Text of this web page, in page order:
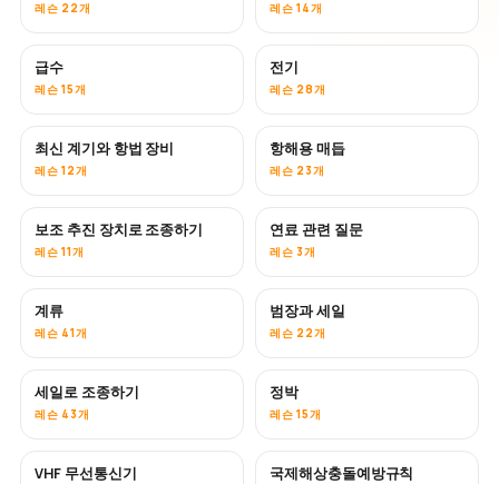
레슨 22개 레슨 14개
급수
레슨 15개
전기
레슨 28개
최신 계기와 항법 장비
레슨 12개
항해용 매듭
레슨 23개
보조 추진 장치로 조종하기
레슨 11개
연료 관련 질문
레슨 3개
계류
레슨 41개
범장과 세일
레슨 22개
세일로 조종하기
레슨 43개
정박
레슨 15개
VHF 무선통신기 국제해상충돌예방규칙